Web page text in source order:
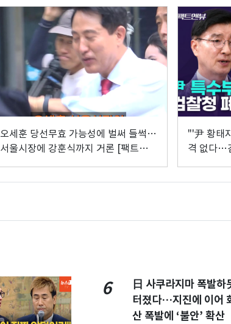
오세훈 당선무효 가능성에 벌써 들썩…
서울시장에 강훈식까지 거론 [팩트앤뷰
"'尹 황태
격 없다…
6
日 사쿠라지마 폭발하
터졌다…지진에 이어
산 폭발에 ‘불안’ 확산